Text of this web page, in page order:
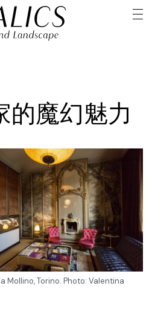
的魔幻魅力
Mollino, Torino. Photo: Valentina